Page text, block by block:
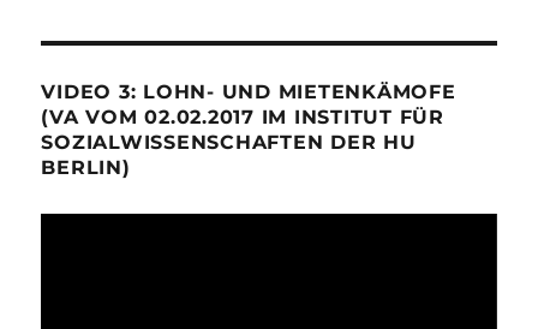
VIDEO 3: LOHN- UND MIETENKÄMOFE
(VA VOM 02.02.2017 IM INSTITUT FÜR
SOZIALWISSENSCHAFTEN DER HU
BERLIN)